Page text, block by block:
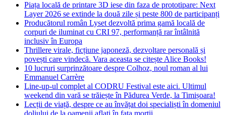
Piața locală de printare 3D iese din faza de prototipare: Next
Layer 2026 se extinde la două zile și peste 800 de participanți
Producătorul român Lyset dezvoltă prima gamă locală de
corpuri de iluminat cu CRI 97, performanță rar întâlnită
inclusiv în Europa
Thrillere virale, ficțiune japoneză, dezvoltare personală și
povești care vindecă. Vara aceasta se citește Alice Books!
10 lucruri surprinzătoare despre Colhoz, noul roman al lui
Emmanuel Carrère
Line-up-ul complet al CODRU Festival este aici. Ultimul
weekend din vară se trăiește în Pădurea Verde, la Timișoara!
Lecții de viață, despre ce au învățat doi specialiști în domeniul